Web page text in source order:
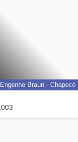
Engenho Braun - Chapecó